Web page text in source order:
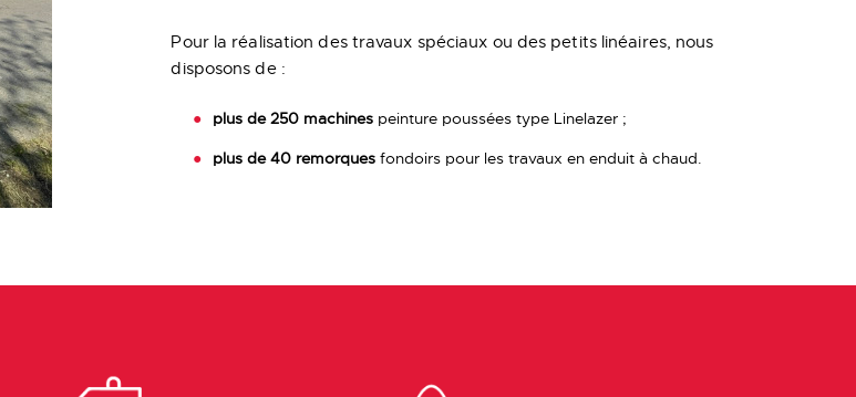
Pour la réalisation des travaux spéciaux ou des petits linéaires, nous
disposons de :
plus de 250 machines peinture poussées type Linelazer ;
plus de 40 remorques fondoirs pour les travaux en enduit à chaud.